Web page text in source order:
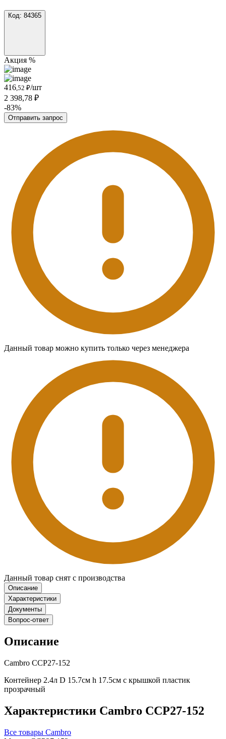
Код: 84365
Акция %
416 ,52 ₽/шт
2 398,78 ₽
-83%
Отправить запрос
Данный товар можно купить только через менеджера
Данный товар снят с производства
Описание
Характеристики
Документы
Вопрос-ответ
Описание
Cambro CCP27-152
Контейнер 2.4л D 15.7см h 17.5см с крышкой пластик
прозрачный
Характеристики Cambro CCP27-152
Все товары Cambro